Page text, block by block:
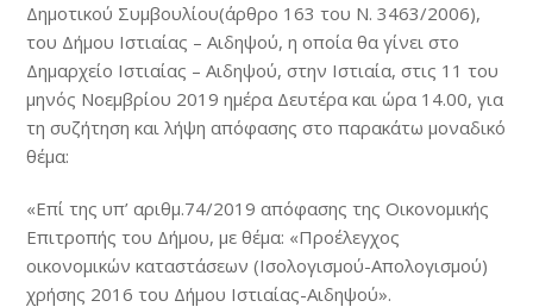
Δημοτικού Συμβουλίου(άρθρο 163 του Ν. 3463/2006),
του Δήμου Ιστιαίας – Αιδηψού, η οποία θα γίνει στο
Δημαρχείο Ιστιαίας – Αιδηψού, στην Ιστιαία, στις 11 του
μηνός Νοεμβρίου 2019 ημέρα Δευτέρα και ώρα 14.00, για
τη συζήτηση και λήψη απόφασης στο παρακάτω μοναδικό
θέμα:
«Επί της υπ’ αριθμ.74/2019 απόφασης της Οικονομικής
Επιτροπής του Δήμου, με θέμα: «Προέλεγχος
οικονομικών καταστάσεων (Ισολογισµού-Απολογισμού)
χρήσης 2016 του Δήμου Ιστιαίας-Αιδηψού».